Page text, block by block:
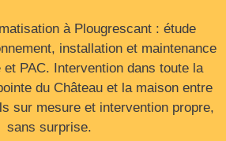
à Plougrescant : étude
installation et maintenance
PAC. Intervention dans toute la
du Château et la maison entre
sur mesure et intervention propre,
sans surprise.